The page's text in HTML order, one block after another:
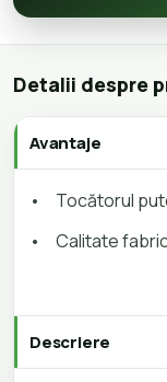
Detalii despre
Avantaje
•
Tocătorul
•
Calitate
Descriere